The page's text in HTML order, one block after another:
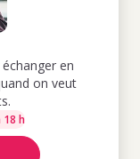
en
on veut
18 h